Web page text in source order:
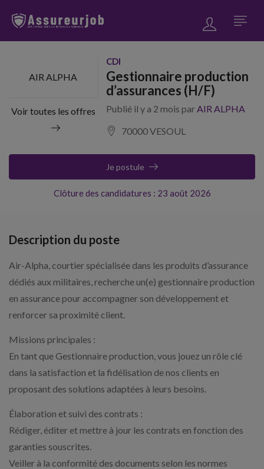
AIR ALPHA
Voir toutes les offres
CDI
Gestionnaire production
d’assurances (H/F)
Publié il y a 2 mois parAIR ALPHA
70000 VESOUL
Clôture des candidatures : 23 août 2026
Je postule
Description du poste
Air-Alpha, courtier spécialisée dans les produits d’assurance
dédiés aux militaires, recherche un(e) gestionnaire production
en assurance pour accompagner son développement et
renforcer sa proximité client.
Missions principales :
En tant que Gestionnaire production, vous jouez un rôle clé
dans la satisfaction et la fidélisation de nos clients en
proposant des solutions adaptées à leurs besoins.
Élaboration et suivi des contrats :
Rédiger, éditer et mettre à jour les contrats en fonction des
garanties souscrites.
Veiller à la conformité des documents selon les normes